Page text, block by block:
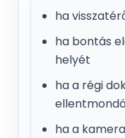
ha
ha bontás
helyét
ha a régi
ha a